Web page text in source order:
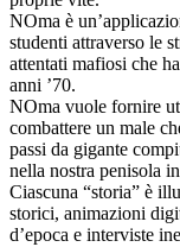
NOma è
studenti attraverso le
attentati mafiosi che
anni ’70.
NOma vuole fornire
combattere un male
passi da gigante
nella nostra penisola
Ciascuna “storia” è
storici, animazioni
d’epoca e interviste